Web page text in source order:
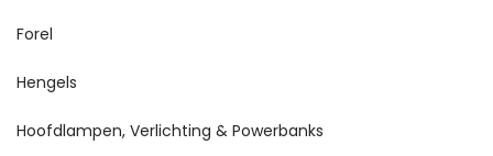
Forel
Hengels
Hoofdlampen, Verlichting & Powerbanks